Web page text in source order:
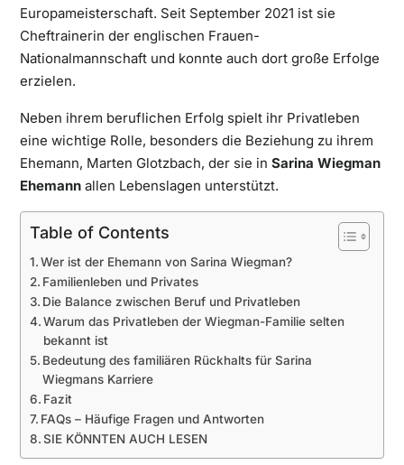
Europameisterschaft. Seit September 2021 ist sie
Cheftrainerin der englischen Frauen-
Nationalmannschaft und konnte auch dort große Erfolge
erzielen.
Neben ihrem beruflichen Erfolg spielt ihr Privatleben
eine wichtige Rolle, besonders die Beziehung zu ihrem
Ehemann, Marten Glotzbach, der sie in Sarina Wiegman
Ehemannallen Lebenslagen unterstützt.
Table of Contents
Wer ist der Ehemann von Sarina Wiegman?
Familienleben und Privates
Die Balance zwischen Beruf und Privatleben
Warum das Privatleben der Wiegman-Familie selten
bekannt ist
Bedeutung des familiären Rückhalts für Sarina
Wiegmans Karriere
Fazit
FAQs – Häufige Fragen und Antworten
SIE KÖNNTEN AUCH LESEN